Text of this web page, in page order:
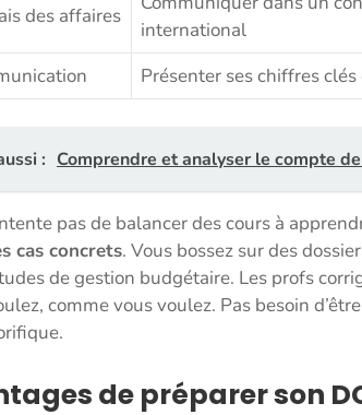
des affaires
international
Présenter ses chiffres
: Comprendre et analyser le compte
pas de balancer des cours à
cas concrets. Vous bossez sur des
de gestion budgétaire. Les profs
comme vous voulez. Pas besoin
de préparer son